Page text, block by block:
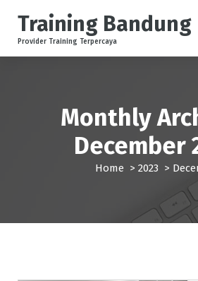
p
Training Bandung
Provider Training Terpercaya
Monthly
December
Home > 2023 >